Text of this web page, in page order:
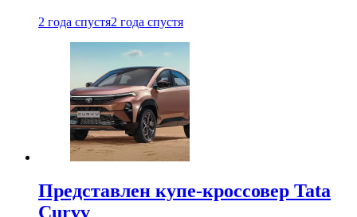
2 года спустя2 года спустя
Представлен купе-кроссовер Tata
Curvv